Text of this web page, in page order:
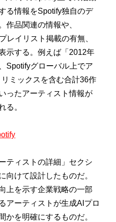
る情報をSpotify独自のデ
作品関連の情報や、
レイリスト掲載の有無、
示する。例えば「2012年
Spotifyグローバル上でア
ミックスを含む合計36作
ったアーティスト情報が
る。
ティストの詳細」セクシ
向けて設計したものだ。
上を示す企業戦略の一部
アーティストが生成AIプロ
かを明確にするものだ。